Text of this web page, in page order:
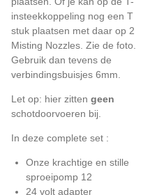
insteekkoppeling nog een T
stuk plaatsen met daar op 2
Misting Nozzles. Zie de foto.
Gebruik dan tevens de
verbindingsbuisjes 6mm.
Let op: hier zitten geen
schotdoorvoeren bij.
In deze complete set :
Onze krachtige en stille
sproeipomp 12
24 volt adapter